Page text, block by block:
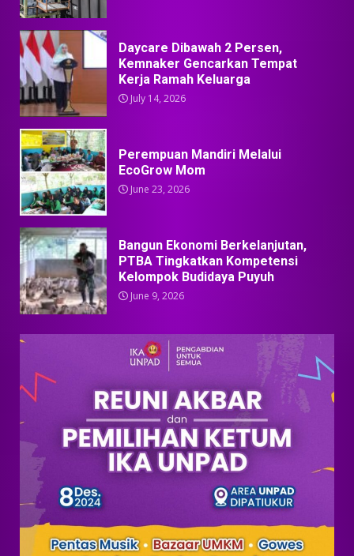
Daycare Dibawah 2 Persen,
Kemnaker Gencarkan Tempat
Kerja Ramah Keluarga
July 14, 2026
Perempuan Mandiri Melalui
EcoGrow Mom
June 23, 2026
Bangun Ekonomi Berkelanjutan,
PTBA Tingkatkan Kompetensi
Kelompok Budidaya Puyuh
June 9, 2026